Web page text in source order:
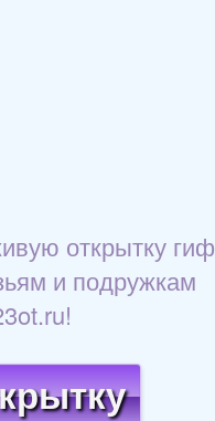
открытку гиф
и подружкам